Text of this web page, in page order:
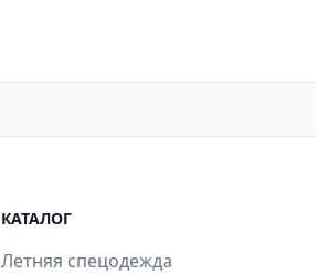
КАТАЛОГ
Летняя спецодежда